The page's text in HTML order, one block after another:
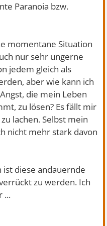
Paranoia bzw.
momentane Situation
nur sehr ungerne
jedem gleich als
aber wie kann ich
die mein Leben
zu lösen? Es fällt mir
lachen. Selbst mein
nicht mehr stark davon
ist diese andauernde
zu werden. Ich
...